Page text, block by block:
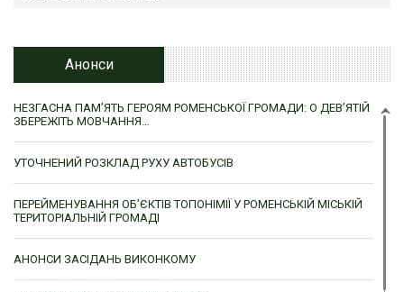
Анонси
НЕЗГАСНА ПАМ’ЯТЬ ГЕРОЯМ РОМЕНСЬКОЇ ГРОМАДИ: О ДЕВ’ЯТІЙ
ЗБЕРЕЖІТЬ МОВЧАННЯ…
УТОЧНЕНИЙ РОЗКЛАД РУХУ АВТОБУСІВ
ПЕРЕЙМЕНУВАННЯ ОБ’ЄКТІВ ТОПОНІМІЇ У РОМЕНСЬКІЙ МІСЬКІЙ
ТЕРИТОРІАЛЬНІЙ ГРОМАДІ
АНОНСИ ЗАСІДАНЬ ВИКОНКОМУ